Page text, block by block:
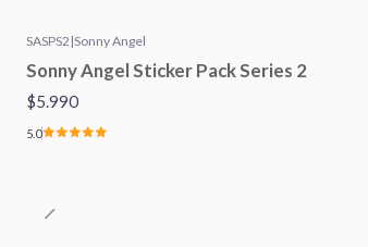
SASPS2 |Sonny Angel
Sonny Angel Sticker Pack Series 2
$5.990
5.0